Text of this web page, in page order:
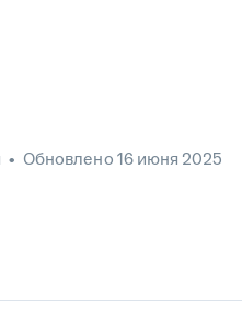
• Обновлено 16 июня 2025